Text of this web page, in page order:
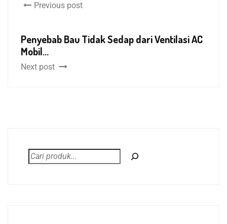
Previous post
Penyebab Bau Tidak Sedap dari Ventilasi AC
Mobil...
Next post